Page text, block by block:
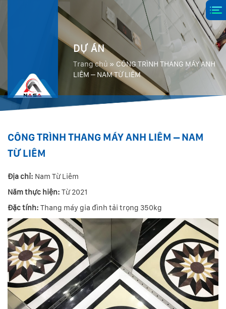
DỰ ÁN
Trang chủ » CÔNG TRÌNH THANG MÁY ANH
LIÊM – NAM TỪ LIÊM
CÔNG TRÌNH THANG MÁY ANH LIÊM – NAM
TỪ LIÊM
Địa chỉ: Nam Từ Liêm
Năm thực hiện: Từ 2021
Đặc tính: Thang máy gia đình tải trọng 350kg